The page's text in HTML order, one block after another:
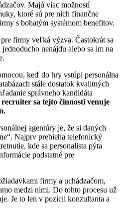
Majú viac možností
ktoré sú pre nich finančne
s bohatým systémom benefitov.
firmy veľká výzva. Častokrát sa
nenájdu alebo sa im na
keď do hry vstúpi personálna
stále dostatok kvalitných
správneho kandidáta
sa tejto činnosti venuje
agentúry je, že si daných
Najprv prebieha telefonický
kde sa personalista pýta
podstatné pre
firmy a uchádzačom,
medzi nimi. Do tohto procesu už
Je to len v pozícii konzultanta a